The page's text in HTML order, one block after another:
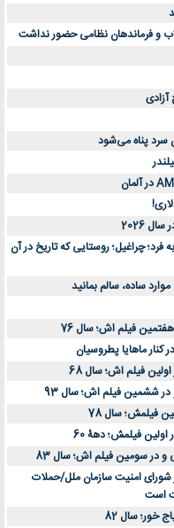
و فرماندهان نظامی حضور نداشت
آزادی
2026
چراغیل؛ روستایی که تاریخ در آن
ساده، سالم بمانید
فیلم اش؛ سال 76
فیلم اش؛ سال 68
شورای امنیت سازمان ملل/حملات
است